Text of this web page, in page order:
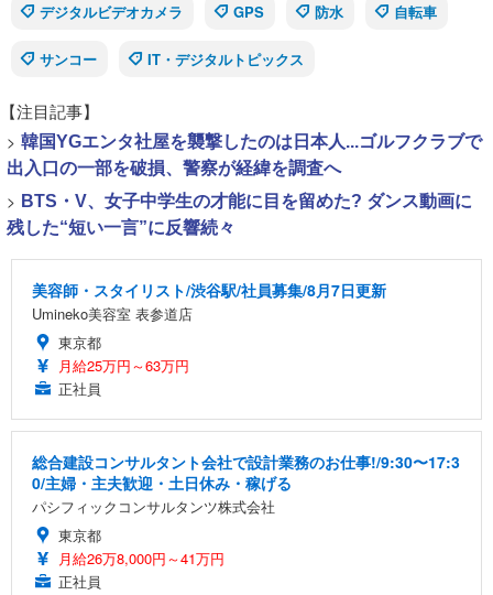
デジタルビデオカメラ
GPS 防水 自転車
サンコー IT・デジタルトピックス
【注目記事】
> 韓国YGエンタ社屋を襲撃したのは日本人...ゴルフクラブで
出入口の一部を破損、警察が経緯を調査へ
> BTS・V、女子中学生の才能に目を留めた? ダンス動画に
残した“短い一言”に反響続々
美容師・スタイリスト/渋谷駅/社員募集/8月7日更新
Umineko美容室 表参道店
東京都
月給25万円～63万円
正社員
総合建設コンサルタント会社で設計業務のお仕事!/9:30〜17:3
0/主婦・主夫歓迎・土日休み・稼げる
パシフィックコンサルタンツ株式会社
東京都
月給26万8,000円～41万円
正社員